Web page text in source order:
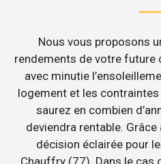
Nous vous proposons
rendements de votre future
avec minutie
logement et les
saurez en combien
deviendra rentable.
décision éclairée pour